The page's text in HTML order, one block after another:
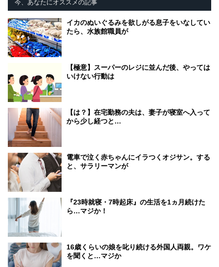
今、あなたにオススメの記事
イカのぬいぐるみを欲しがる息子をいなしてい
たら、水族館職員が
【極意】スーパーのレジに並んだ後、やっては
いけない行動は
【は？】在宅勤務の夫は、妻子が寝室へ入って
から少し経つと…
電車で泣く赤ちゃんにイラつくオジサン。する
と、サラリーマンが
『23時就寝・7時起床』の生活を1ヵ月続けた
ら…マジか！
16歳くらいの娘を叱り続ける外国人両親。ワケ
を聞くと…マジか